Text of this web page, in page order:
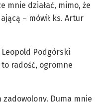
mnie działać, mimo, że
– mówił ks. Artur
Podgórski
to radość, ogromne
zadowolony. Duma mnie